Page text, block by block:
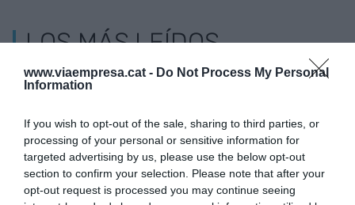
www.viaempresa.cat - Do Not Process My Personal
Information
If you wish to opt-out of the sale, sharing to third parties, or
processing of your personal or sensitive information for
targeted advertising by us, please use the below opt-out
section to confirm your selection. Please note that after your
opt-out request is processed you may continue seeing
LOS MÁS LEÍDOS